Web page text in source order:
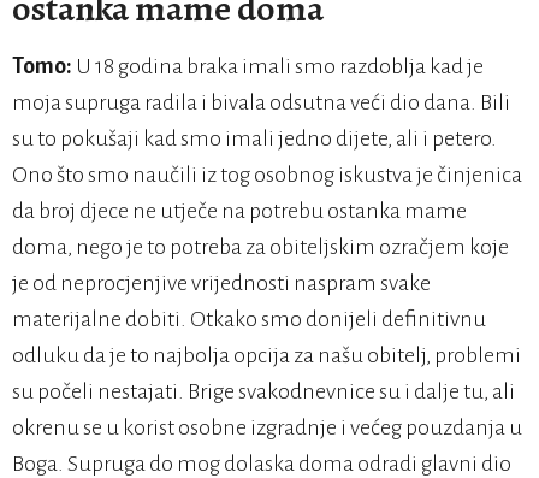
Tomo: U 18 godina braka imali smo razdoblja kad je
moja supruga radila i bivala odsutna veći dio dana. Bili
su to pokušaji kad smo imali jedno dijete, ali i petero.
Ono što smo naučili iz tog osobnog iskustva je činjenica
da broj djece ne utječe na potrebu ostanka mame
doma, nego je to potreba za obiteljskim ozračjem koje
je od neprocjenjive vrijednosti naspram svake
materijalne dobiti. Otkako smo donijeli definitivnu
odluku da je to najbolja opcija za našu obitelj, problemi
su počeli nestajati. Brige svakodnevnice su i dalje tu, ali
okrenu se u korist osobne izgradnje i većeg pouzdanja u
Boga. Supruga do mog dolaska doma odradi glavni dio